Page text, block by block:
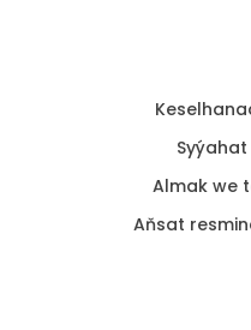
Almak we
Aňsat